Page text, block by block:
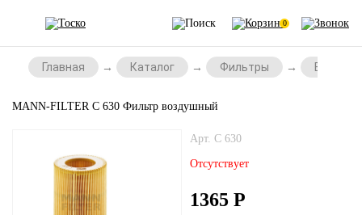
0
Главная Каталог Фильтры
MANN-FILTER C 630 Фильтр воздушный
Арт. C 630
Отсутствует
1365 Р